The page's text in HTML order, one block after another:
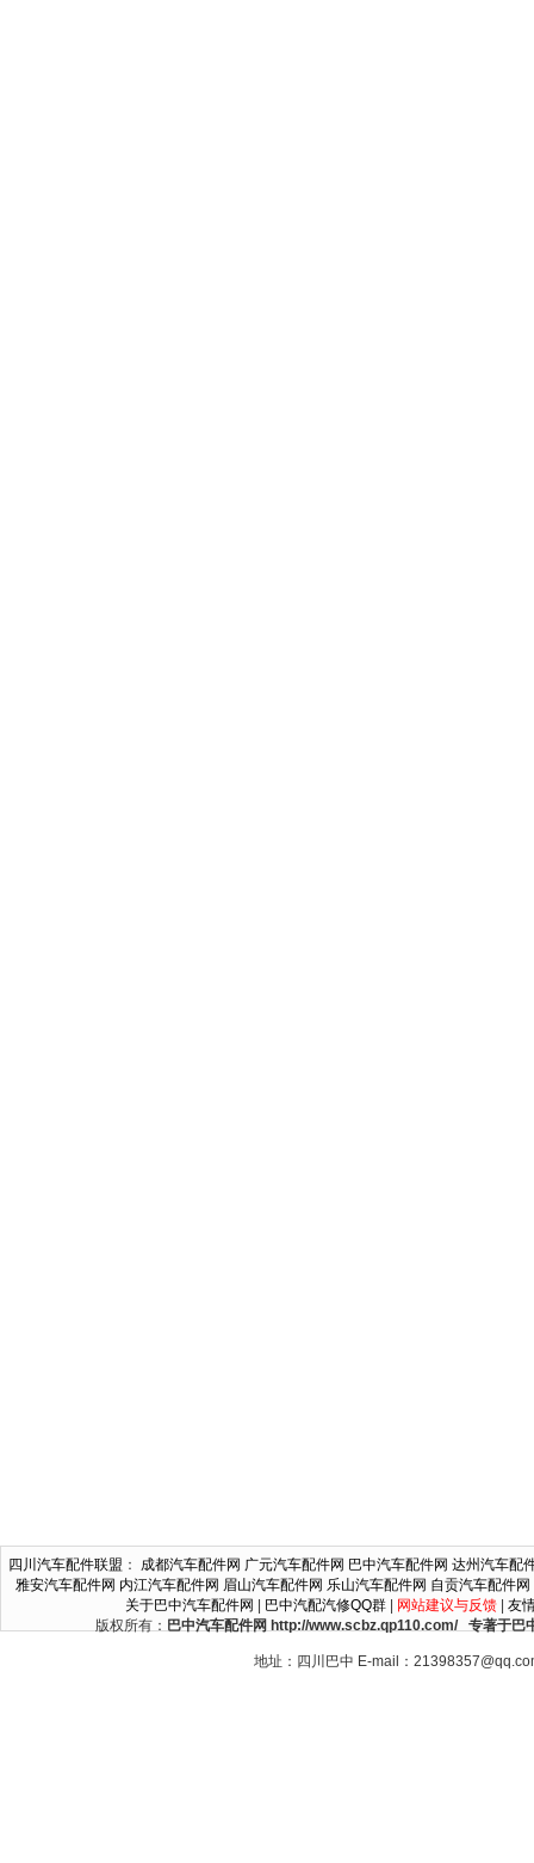
四川汽车配件联盟 ： 成都汽车配件网 广元汽车配件网 巴中汽车配件网 达州汽车配
雅安汽车配件网 内江汽车配件网 眉山汽车配件网 乐山汽车配件网 自贡汽车配件网
关于巴中汽车配件网
巴中汽配汽修QQ群| 网站建议与反馈| 友
版权所有： 巴中汽车配件网 http://www.scbz.qp110.com/ 专著于巴
地址：四川巴中 E-mail：